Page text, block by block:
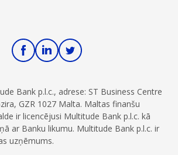
Bank p.l.c., adrese: ST Business Centre
GZR 1027 Malta. Maltas finanšu
ir licencējusi Multitude Bank p.l.c. kā
ar Banku likumu. Multitude Bank p.l.c. ir
uzņēmums.